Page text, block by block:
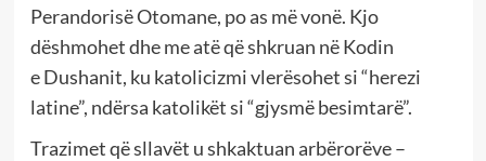
Perandorisë Otomane, po as më vonë. Kjo
dëshmohet dhe me atë që shkruan në Kodin
e Dushanit, ku katolicizmi vlerësohet si “herezi
latine”, ndërsa katolikët si “gjysmë besimtarë”.
Trazimet që sllavët u shkaktuan arbërorëve –